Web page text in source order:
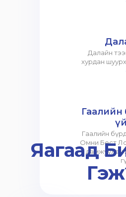
Далайн
хурдан
Гаалийн
Гаалийн
Омни Бест
дамжуулан
Яагаад